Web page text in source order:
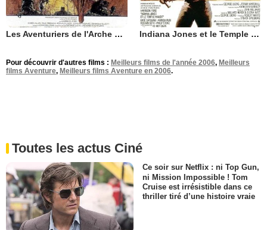
Les Aventuriers de l'Arche perdue Indiana Jones et le Temple maudit
Pour découvrir d'autres films : Meilleurs films de l'année 2006, Meilleurs
films Aventure, Meilleurs films Aventure en 2006.
Toutes les actus Ciné
Ce soir sur Netflix : ni Top Gun,
ni Mission Impossible ! Tom
Cruise est irrésistible dans ce
thriller tiré d’une histoire vraie